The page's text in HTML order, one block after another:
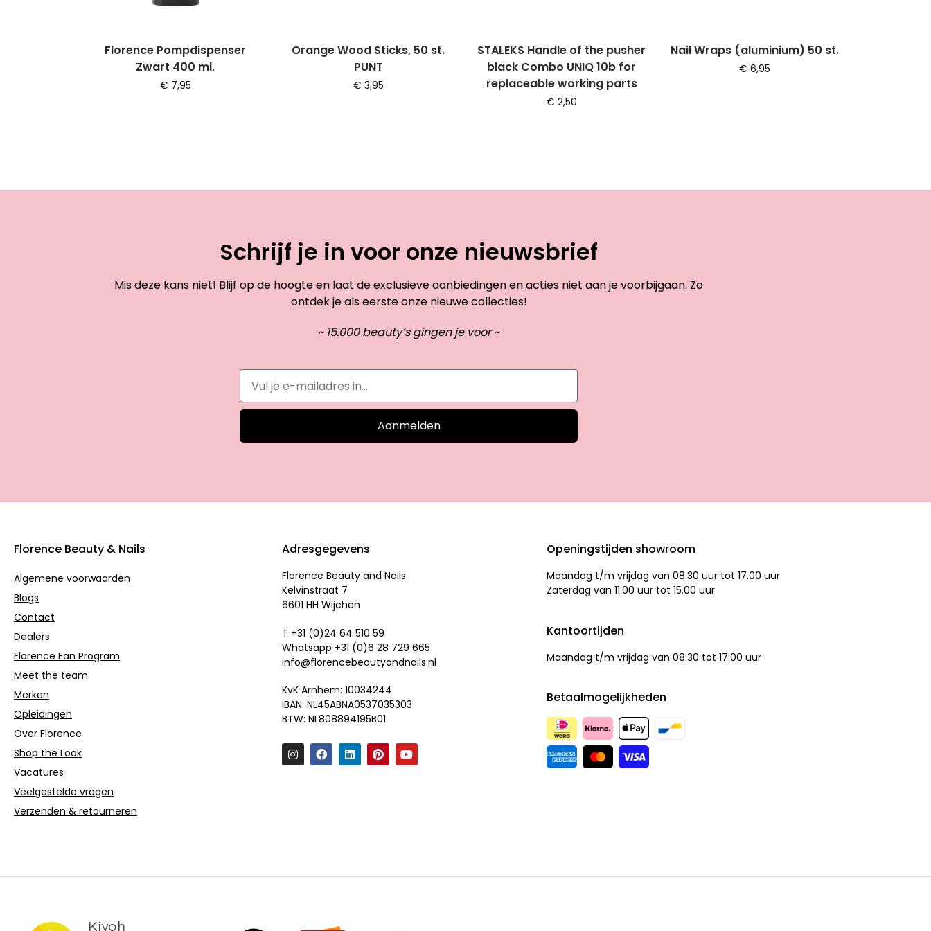
Florence Pompdispenser
Zwart 400 ml.
€ 7,95
Orange Wood Sticks, 50 st.
PUNT
€ 3,95
STALEKS Handle of the pusher
black Combo UNIQ 10b for
replaceable working parts
€ 2,50
Nail Wraps (aluminium) 50 st.
€ 6,95
Schrijf je in voor onze nieuwsbrief
Mis deze kans niet! Blijf op de hoogte en laat de exclusieve aanbiedingen en acties niet aan je voorbijgaan. Zo
ontdek je als eerste onze nieuwe collecties!
~ 15.000 beauty’s gingen je voor ~
Aanmelden
Florence Beauty & Nails
Algemene voorwaarden
Blogs
Contact
Dealers
Florence Fan Program
Meet the team
Merken
Opleidingen
Over Florence
Shop the Look
Vacatures
Veelgestelde vragen
Verzenden & retourneren
Adresgegevens
Florence Beauty and Nails
Kelvinstraat 7
6601 HH Wijchen
T +31 (0)24 64 510 59
Whatsapp +31 (0)6 28 729 665
info@florencebeautyandnails.nl
KvK Arnhem: 10034244
IBAN: NL45ABNA0537035303
BTW: NL808894195B01
Openingstijden showroom
Maandag t/m vrijdag van 08.30 uur tot 17.00 uur
Zaterdag van 11.00 uur tot 15.00 uur
Kantoortijden
Maandag t/m vrijdag van 08:30 tot 17:00 uur
Betaalmogelijkheden